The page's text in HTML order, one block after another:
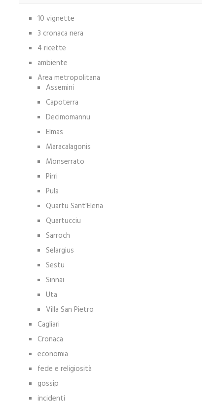
10 vignette
3 cronaca nera
4 ricette
ambiente
Area metropolitana
Assemini
Capoterra
Decimomannu
Elmas
Maracalagonis
Monserrato
Pirri
Pula
Quartu Sant'Elena
Quartucciu
Sarroch
Selargius
Sestu
Sinnai
Uta
Villa San Pietro
Cagliari
Cronaca
economia
fede e religiosità
gossip
incidenti